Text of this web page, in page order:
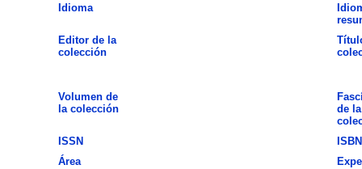
Idioma
Editor de la
colección
Volumen de
la colección
de la
ISSN
ISBN
Área